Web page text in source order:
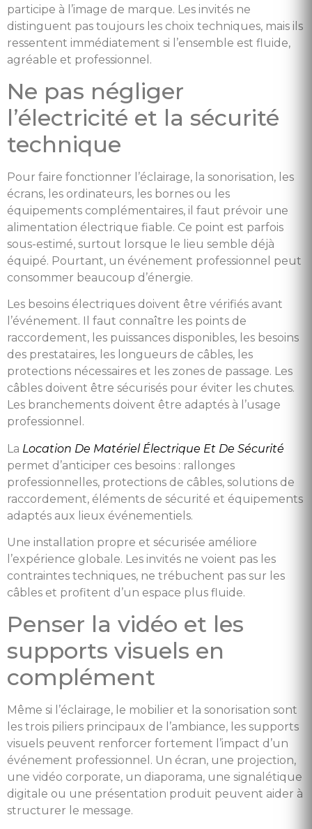
participe à l’image de marque. Les invités ne
distinguent pas toujours les choix techniques, mais ils
ressentent immédiatement si l’ensemble est fluide,
agréable et professionnel.
Ne pas négliger
l’électricité et la sécurité
technique
Pour faire fonctionner l’éclairage, la sonorisation, les
écrans, les ordinateurs, les bornes ou les
équipements complémentaires, il faut prévoir une
alimentation électrique fiable. Ce point est parfois
sous-estimé, surtout lorsque le lieu semble déjà
équipé. Pourtant, un événement professionnel peut
consommer beaucoup d’énergie.
Les besoins électriques doivent être vérifiés avant
l’événement. Il faut connaître les points de
raccordement, les puissances disponibles, les besoins
des prestataires, les longueurs de câbles, les
protections nécessaires et les zones de passage. Les
câbles doivent être sécurisés pour éviter les chutes.
Les branchements doivent être adaptés à l’usage
professionnel.
La Location De Matériel Électrique Et De Sécurité
permet d’anticiper ces besoins : rallonges
professionnelles, protections de câbles, solutions de
raccordement, éléments de sécurité et équipements
adaptés aux lieux événementiels.
Une installation propre et sécurisée améliore
l’expérience globale. Les invités ne voient pas les
contraintes techniques, ne trébuchent pas sur les
câbles et profitent d’un espace plus fluide.
Penser la vidéo et les
supports visuels en
complément
Même si l’éclairage, le mobilier et la sonorisation sont
les trois piliers principaux de l’ambiance, les supports
visuels peuvent renforcer fortement l’impact d’un
événement professionnel. Un écran, une projection,
une vidéo corporate, un diaporama, une signalétique
digitale ou une présentation produit peuvent aider à
structurer le message.